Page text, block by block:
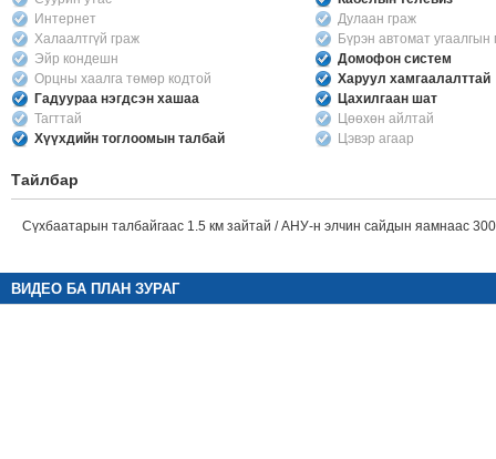
Интернет
Дулаан граж
Халаалтгүй граж
Бүрэн автомат
Эйр кондешн
Домофон систем
Орцны хаалга төмөр кодтой
Харуул хамгаалалттай
Гадуураа нэгдсэн хашаа
Цахилгаан шат
Тагттай
Цөөхөн айлтай
Хүүхдийн тоглоомын талбай
Цэвэр агаар
Тайлбар
Сүхбаатарын талбайгаас 1.5 км зайтай / АНУ-н элчин сайдын яамнаас
ВИДЕО БА ПЛАН ЗУРАГ